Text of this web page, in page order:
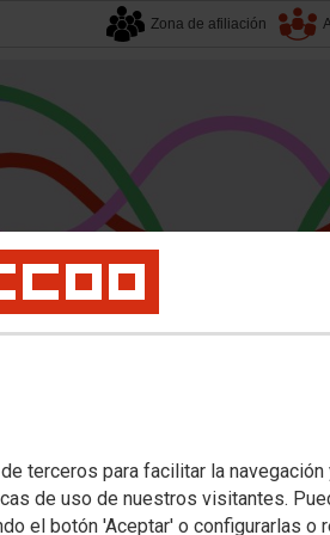
terceros para facilitar la navegación
de uso de nuestros visitantes.
el botón 'Aceptar' o configurarlas o
Zona de afiliación
con